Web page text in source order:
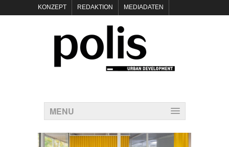
KONZEPT REDAKTION MEDIADATEN
POLIS KEYNOTES
KONTAKT DATENSCHUTZ IMPRESSUM
MENU